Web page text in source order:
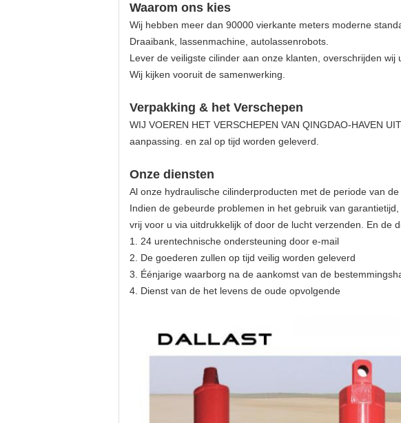
Waarom ons kies
Wij hebben meer dan 90000 vierkante meters moderne
Draaibank, lassenmachine, autolassenrobots.
Lever de veiligste cilinder aan onze klanten, overschrijden wij
Wij kijken vooruit de samenwerking.
Verpakking & het Verschepen
WIJ VOEREN HET VERSCHEPEN VAN QINGDAO-HAVEN
aanpassing. en zal op tijd worden geleverd.
Onze diensten
Al onze hydraulische cilinderproducten met de periode van de
Indien de gebeurde problemen in het gebruik van
vrij voor u via uitdrukkelijk of door de lucht verzenden. En de
1. 24 urentechnische ondersteuning door e-mail
2. De goederen zullen op tijd veilig worden geleverd
3. Éénjarige waarborg na de aankomst van de
4. Dienst van de het levens de oude opvolgende